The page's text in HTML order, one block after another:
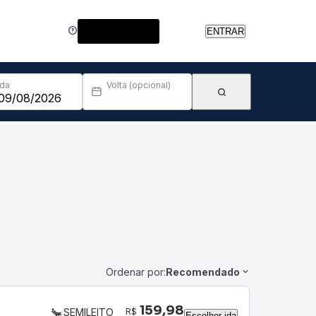
ENTRAR
Volta (opcional)
Ordenar por:Recomendado
SEMILEITO R$ 159,98